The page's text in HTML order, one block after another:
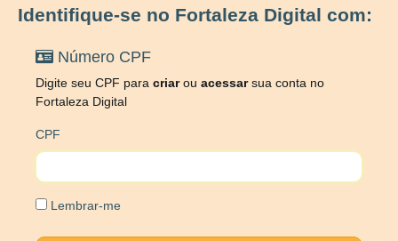
Identifique-se no Fortaleza Digital com:
Número CPF
Digite seu CPF para criarou acessarsua conta no
Fortaleza Digital
CPF
Lembrar-me